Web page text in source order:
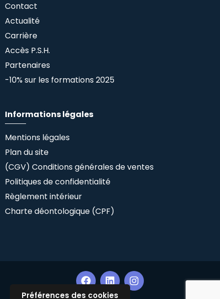
Préférences des cookies
Contact
Actualité
Carrière
Accès P.S.H.
Partenaires
-10% sur les formations 2025
Informations légales
Mentions légales
Plan du site
(CGV) Conditions générales de ventes
Politiques de confidentialité
Règlement intérieur
Charte déontologique (CPF)